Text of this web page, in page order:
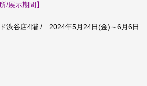
/展示期間】
渋谷店4階 / 2024年5月24日(金)～6月6日